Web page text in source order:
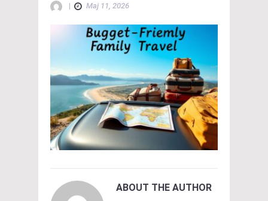
| Maj 11, 2026
ABOUT THE AUTHOR